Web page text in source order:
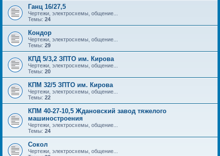
Ганц 16/27,5
Чертежи, электросхемы, общение...
Темы: 24
Кондор
Чертежи, электросхемы, общение...
Темы: 29
КПД 5/3,2 ЗПТО им. Кирова
Чертежи, электросхемы, общение...
Темы: 20
КПМ 32/5 ЗПТО им. Кирова
Чертежи, электросхемы, общение...
Темы: 22
КПМ 40-27-10,5 Ждановский завод тяжелого
машиностроения
Чертежи, электросхемы, общение...
Темы: 24
Сокол
Чертежи, электросхемы, общение...